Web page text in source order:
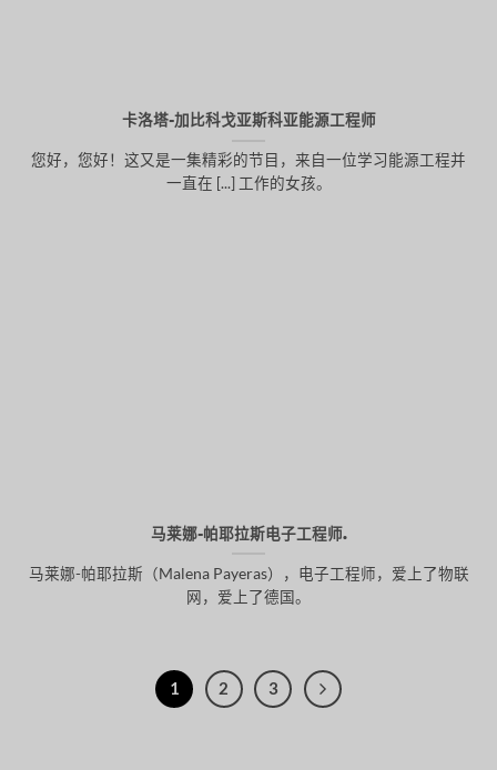
卡洛塔-加比科戈亚斯科亚能源工程师
您好，您好！这又是一集精彩的节目，来自一位学习能源工程并
一直在 [...] 工作的女孩。
马莱娜-帕耶拉斯电子工程师.
马莱娜-帕耶拉斯（Malena Payeras），电子工程师，爱上了物联
网，爱上了德国。
1 2 3